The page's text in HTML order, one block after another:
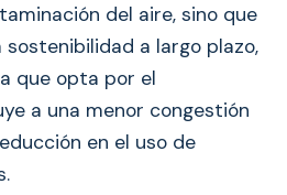
del aire, sino que
a largo plazo,
que opta por el
a una menor congestión
en el uso de